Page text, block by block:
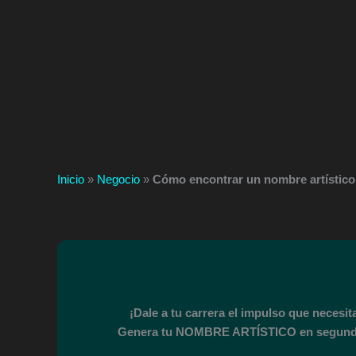
Inicio » Negocio » Cómo encontrar un nombre
¡Dale a tu carrera el impulso que
Genera tu NOMBRE ARTÍSTICO en